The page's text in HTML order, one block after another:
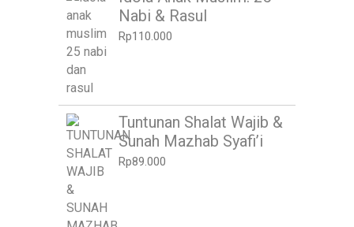
Nabi & Rasul
Rp110.000
Tuntunan Shalat Wajib &
Sunah Mazhab Syafi’i
Rp89.000